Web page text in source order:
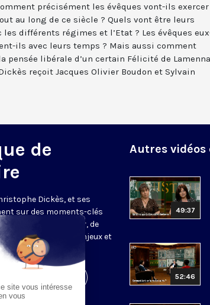
précisément les évêques vont-ils exercer
au long de ce siècle ? Quels vont être leurs
les différents régimes et l’Etat ? Les évêques
ils avec leurs temps ? Mais aussi comment
pensée libérale d’un certain Félicité de
reçoit Jacques Olivier Boudon et Sylvain
de
Dickès, et ses
sur des moments-clés
pour en exposer, de
que précise, les enjeux et
Autres vidéos
49:37
52:46